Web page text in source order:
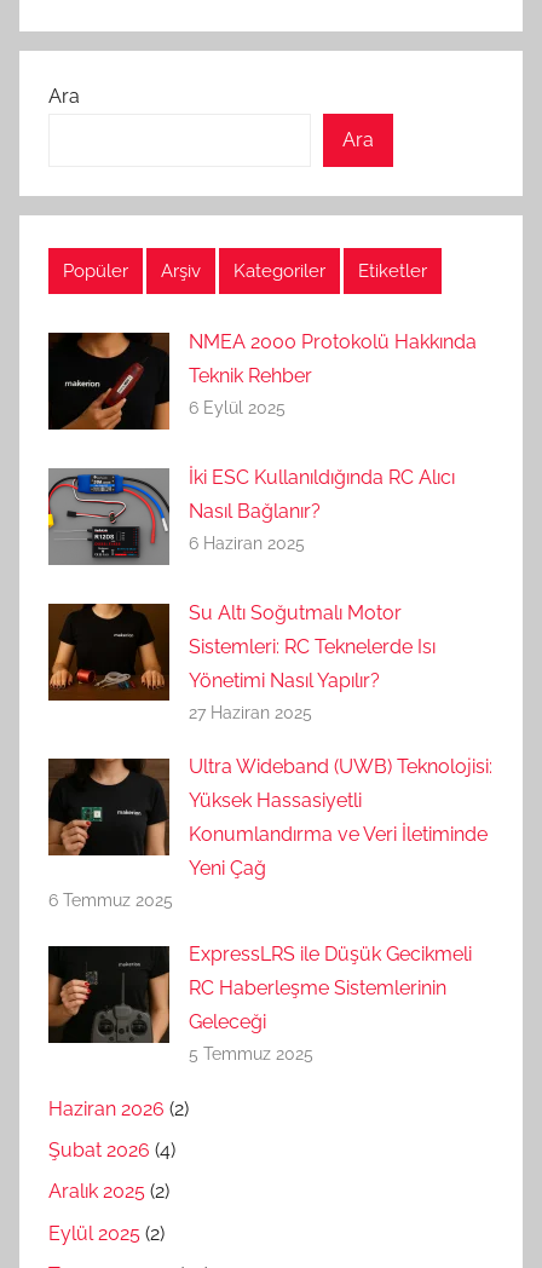
Ara
Ara
Popüler Arşiv Kategoriler Etiketler
NMEA 2000 Protokolü Hakkında
Teknik Rehber
6 Eylül 2025
İki ESC Kullanıldığında RC Alıcı
Nasıl Bağlanır?
6 Haziran 2025
Su Altı Soğutmalı Motor
Sistemleri: RC Teknelerde Isı
Yönetimi Nasıl Yapılır?
27 Haziran 2025
Ultra Wideband (UWB) Teknolojisi:
Yüksek Hassasiyetli
Konumlandırma ve Veri İletiminde
Yeni Çağ
6 Temmuz 2025
ExpressLRS ile Düşük Gecikmeli
RC Haberleşme Sistemlerinin
Geleceği
5 Temmuz 2025
Haziran 2026 (2)
Şubat 2026 (4)
Aralık 2025 (2)
Eylül 2025 (2)